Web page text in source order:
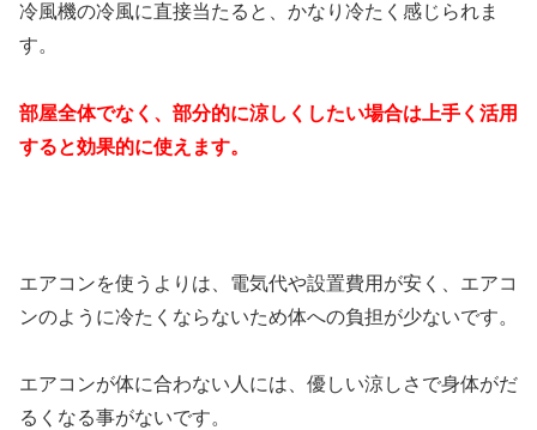
冷風機の冷風に直接当たると、かなり冷たく感じられま
す。
部屋全体でなく、部分的に涼しくしたい場合は上手く活用
すると効果的に使えます。
エアコンを使うよりは、電気代や設置費用が安く、エアコ
ンのように冷たくならないため体への負担が少ないです。
エアコンが体に合わない人には、優しい涼しさで身体がだ
るくなる事がないです。